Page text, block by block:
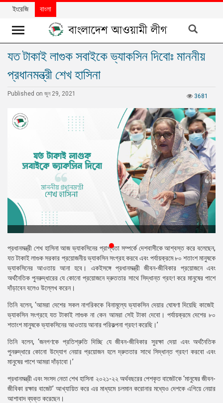
খবর
দলের
নিবন্ধ
মতামত
বাংলাদেশ
নিউজলেটার
প্রেস
রিলিজ
প্রকাশনা
গ্যালারি
বিএনপি-
জামায়াত
সহিংসতা
সংগঠন
নির্বাচনী
ইশতেহার
ইংরেজি বাংলা
যত টাকাই লাগুক সবাইকে ভ্যাকসিন দিবোঃ মাননীয়
প্রধানমন্ত্রী শেখ হাসিনা
3681
Published on জুন 29, 2021
প্রধানমন্ত্রী শেখ হাসিনা আজ ভ্যাকসিনের প্রাপ্যতা সম্পর্কে দেশবাসীকে আশ্বস্ত করে বলেছেন,
যত টাকাই লাগুক সরকার প্রয়োজনীয় ভ্যাকসিন সংগ্রহ করবে এবং পর্যায়ক্রমে ৮০ শতাংশ মানুষকে
ভ্যাকসিনের আওতায় আনা হবে। একইসঙ্গে প্রধানমন্ত্রী জীবন-জীবিকার প্রয়োজনে এবং
অর্থনৈতিক পুনরুদ্ধারের যে কোনো প্রয়োজনে দ্রুততার সাথে সিদ্ধান্ত গ্রহণ করে মানুষের পাশে
দাঁড়াবেন বলেও উল্লেখ করেন।
তিনি বলেন, ‘আমরা দেশের সকল নাগরিককে বিনামূল্যে ভ্যাকসিন দেয়ার ঘোষণা দিয়েছি কাজেই
ভ্যাকসিন সংগ্রহে যত টাকাই লাগুক না কেন আমরা সেই টাকা দেবো। পর্যায়ক্রমে দেশের ৮০
শতাংশ মানুষকে ভ্যাকসিনের আওতায় আনার পরিকল্পনা গ্রহণ করেছি।’
তিনি বলেন, ‘জনগণকে প্রতিশ্রুতি দিচ্ছি যে জীবন-জীবিকার সুরক্ষা দেয়া এবং অর্থনৈতিক
পুনরুদ্ধারে কোনো উদ্যোগ নেয়ার প্রয়োজন হলে দ্রুততার সাথে সিদ্ধান্ত গ্রহণ করবো এবং
মানুষের পাশে আমরা দাঁড়াবো।’
প্রধানমন্ত্রী এবং সংসদ নেতা শেখ হাসিনা ২০২১-২২ অর্থবছরের পেশকৃত বাজেটকে ‘মানুষের জীবন-
জীবিকা রক্ষার বাজেট’ আখ্যায়িত করে এর মাধ্যমে চলমান করোনার মধ্যেও দেশকে এগিয়ে নেয়ার
আশাবাদ ব্যক্ত করেছেন।